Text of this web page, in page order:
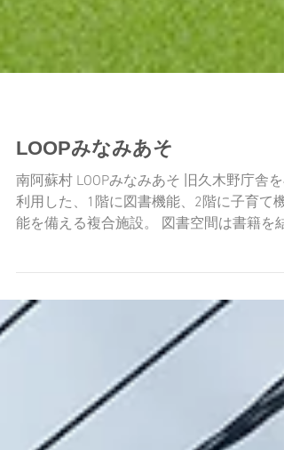
建築
LOOPみなみあそ
南阿蘇村 LOOPみなみあそ 旧久木野庁舎を
りとし、子どもたちの心の感性を育てる室
環境になることを目指して設計した。...